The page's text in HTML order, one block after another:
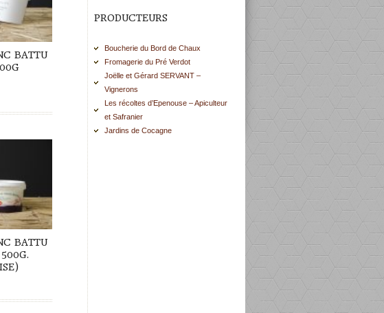
BATTU
BATTU
PRODUCTEURS
Boucherie du Bord de Chaux
Fromagerie du Pré Verdot
Joëlle et Gérard SERVANT –
Vignerons
Les récoltes d’Epenouse – Apiculteur
et Safranier
Jardins de Cocagne